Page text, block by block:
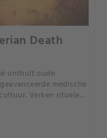
Death
onthult oude
medische
Verken rituelen
in grotten in